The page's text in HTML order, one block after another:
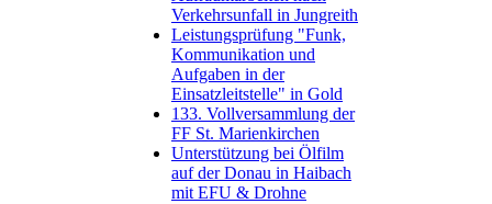
Verkehrsunfall in Jungreith
Leistungsprüfung "Funk,
Kommunikation und
Aufgaben in der
Einsatzleitstelle" in Gold
133. Vollversammlung der
FF St. Marienkirchen
Unterstützung bei Ölfilm
auf der Donau in Haibach
mit EFU & Drohne